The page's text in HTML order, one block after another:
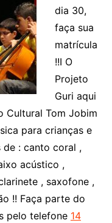
dia 30,
faça sua
matrícula
!!I O
Projeto
Guri aqui
Cultural Tom Jobim
para crianças e
de : canto coral ,
acústico ,
, saxofone ,
!! Faça parte do
pelo telefone 14